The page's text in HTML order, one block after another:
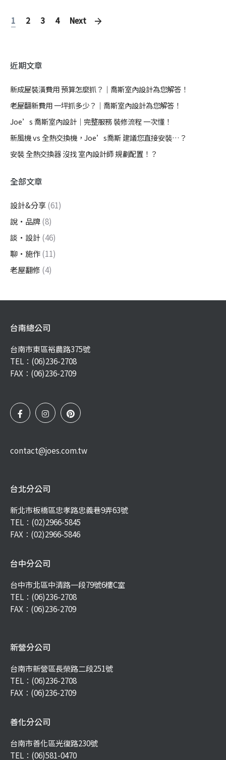
1 2 3 4 Next
近期文章
新成屋裝潢費用 預算怎麼抓？｜喬斯室內設計為您解答！
老屋翻新費用 一坪抓多少？｜喬斯室內設計為您解答！
Joe’s 喬斯室內設計｜完整服務 裝修流程 一次懂！
新風機 vs 全熱交換機，Joe’s喬斯 建議您直接安裝…？
安裝 全熱交換器 沒找 室內設計師 規劃配置！？
全部文章
設計&分享(61)
說・品牌(8)
談・設計(46)
聊・施作(11)
老屋翻修 (4)
台南總公司
台南市東區裕農路375號
TEL： (06)236-2708
FAX：(06)236-2709
contact@joes.com.tw
台北分公司
新北市板橋區忠孝路忠義巷9弄63號
TEL： (02)2966-5845
FAX：(02)2966-5846
台中分公司
台中市北區中清路一段79號6樓C室
TEL： (06)236-2708
FAX：(06)236-2709
新營分公司
台南市新營區長榮路二段251號
TEL： (06)236-2708
FAX：(06)236-2709
善化分公司
台南市善化區光復路230號
TEL： (06)581-0470